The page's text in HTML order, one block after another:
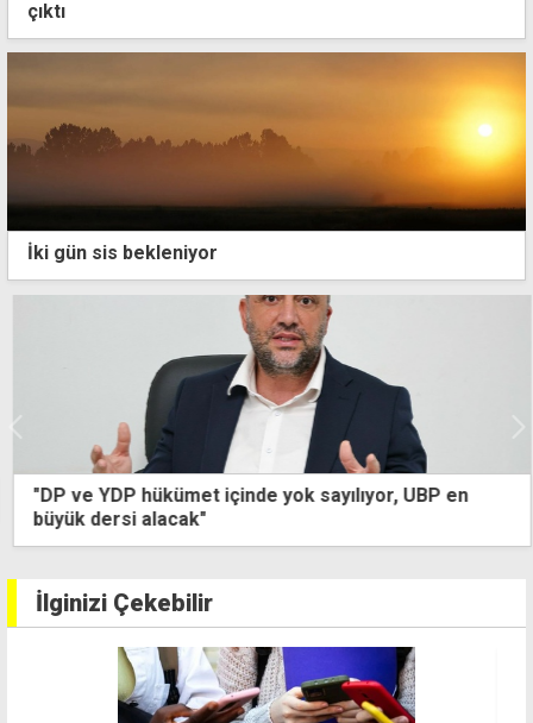
çıktı
İki gün sis bekleniyor
"DP ve YDP hükümet içinde yok sayılıyor, UBP en
büyük dersi alacak"
İlginizi Çekebilir